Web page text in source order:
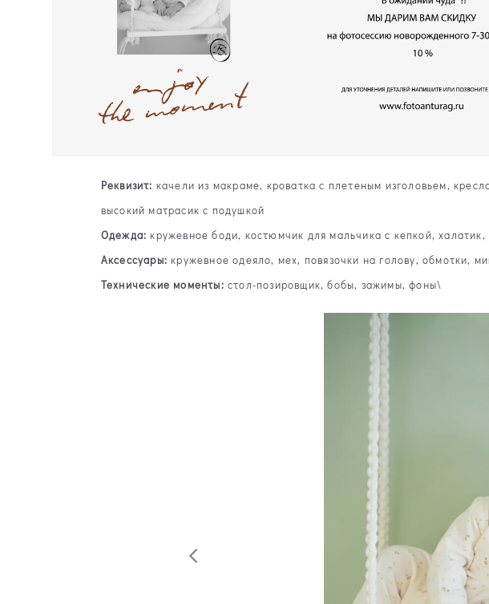
Реквизит: качели из макраме, кроватка с плетеным изголовьем,
высокий матрасик с подушкой
Одежда: кружевное боди, костюмчик для мальчика с кепкой,
Аксессуары: кружевное одеяло, мех, повязочки на голову, обмотки,
Технические моменты: стол-позировщик, бобы, зажимы, фоны\